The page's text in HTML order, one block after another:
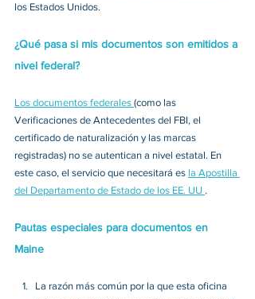
los Estados Unidos.
¿Qué pasa si mis documentos son emitidos a
nivel federal?
Los documentos federales (como las
Verificaciones de Antecedentes del FBI, el
certificado de naturalización y las marcas
registradas) no se autentican a nivel estatal. En
este caso, el servicio que necesitará es la Apostilla
del Departamento de Estado de los EE. UU .
Pautas especiales para documentos en
Maine
La razón más común por la que esta oficina